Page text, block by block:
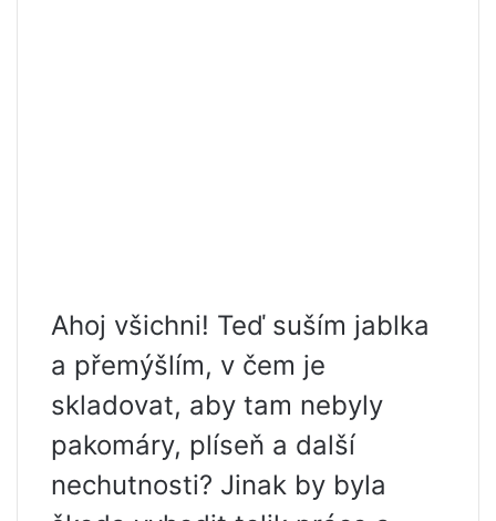
Ahoj všichni! Teď suším jablka
a přemýšlím, v čem je
skladovat, aby tam nebyly
pakomáry, plíseň a další
nechutnosti? Jinak by byla